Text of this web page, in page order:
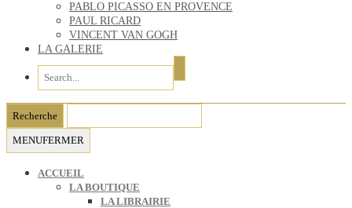
PABLO PICASSO EN PROVENCE
PAUL RICARD
VINCENT VAN GOGH
LA GALERIE
MENUFERMER
ACCUEIL
LA BOUTIQUE
LA LIBRAIRIE